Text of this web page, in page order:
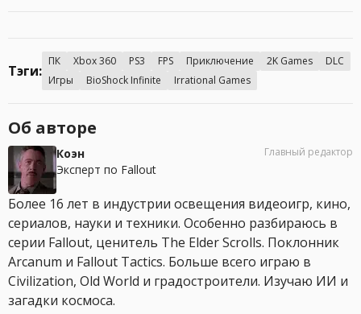
Тэги:
ПК Xbox 360 PS3 FPS Приключение 2K Games
DLC
Игры
BioShock Infinite Irrational Games
Об авторе
Коэн
Эксперт по Fallout
Главный редактор
Более 16 лет в индустрии освещения видеоигр, кино,
сериалов, науки и техники. Особенно разбираюсь в
серии Fallout, ценитель The Elder Scrolls. Поклонник
Arcanum и Fallout Tactics. Больше всего играю в
Civilization, Old World и градостроители. Изучаю ИИ и
загадки космоса.